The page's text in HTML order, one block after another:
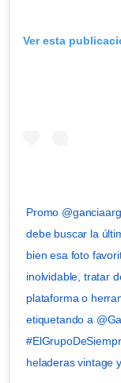
Ver esta
Promo
debe buscar la
bien esa foto
inolvidable, tratar
plataforma o
etiquetando a
heladeras vintage